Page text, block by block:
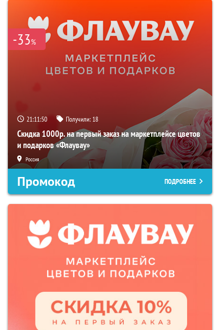
-33%
21:11:49 Получили: 18
Скидка 1000р. на первый заказ на маркетплейсе цветов
и подарков «Флаувау»
Россия
Промокод ПОДРОБНЕЕ